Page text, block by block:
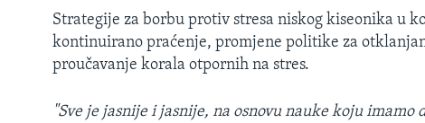
Strategije za borbu protiv stresa niskog kiseonika u
kontinuirano praćenje, promjene politike za
proučavanje korala otpornih na stres.
"Sve je jasnije i jasnije, na osnovu nauke koju imamo